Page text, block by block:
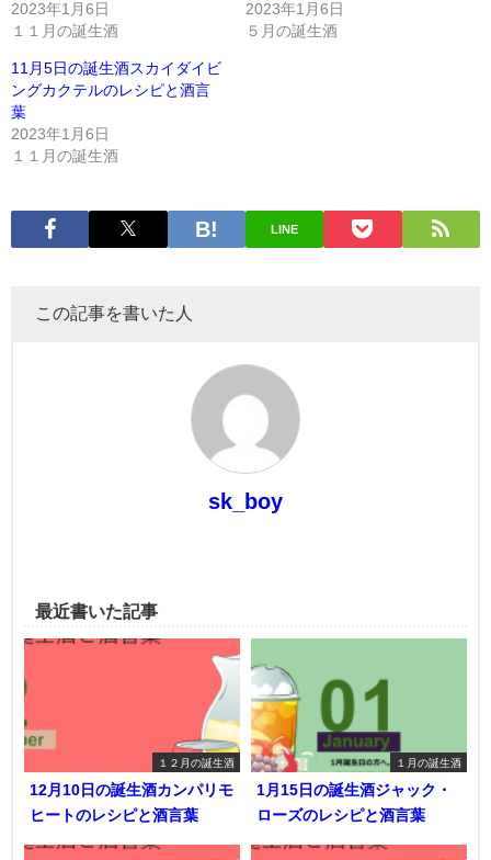
2023年1月6日
１１月の誕生酒
2023年1月6日
５月の誕生酒
11月5日の誕生酒スカイダイビ
ングカクテルのレシピと酒言
葉
2023年1月6日
１１月の誕生酒
LINE
この記事を書いた人
sk_boy
最近書いた記事
１２月の誕生酒
12月10日の誕生酒カンパリモ
ヒートのレシピと酒言葉
１月の誕生酒
1月15日の誕生酒ジャック・
ローズのレシピと酒言葉